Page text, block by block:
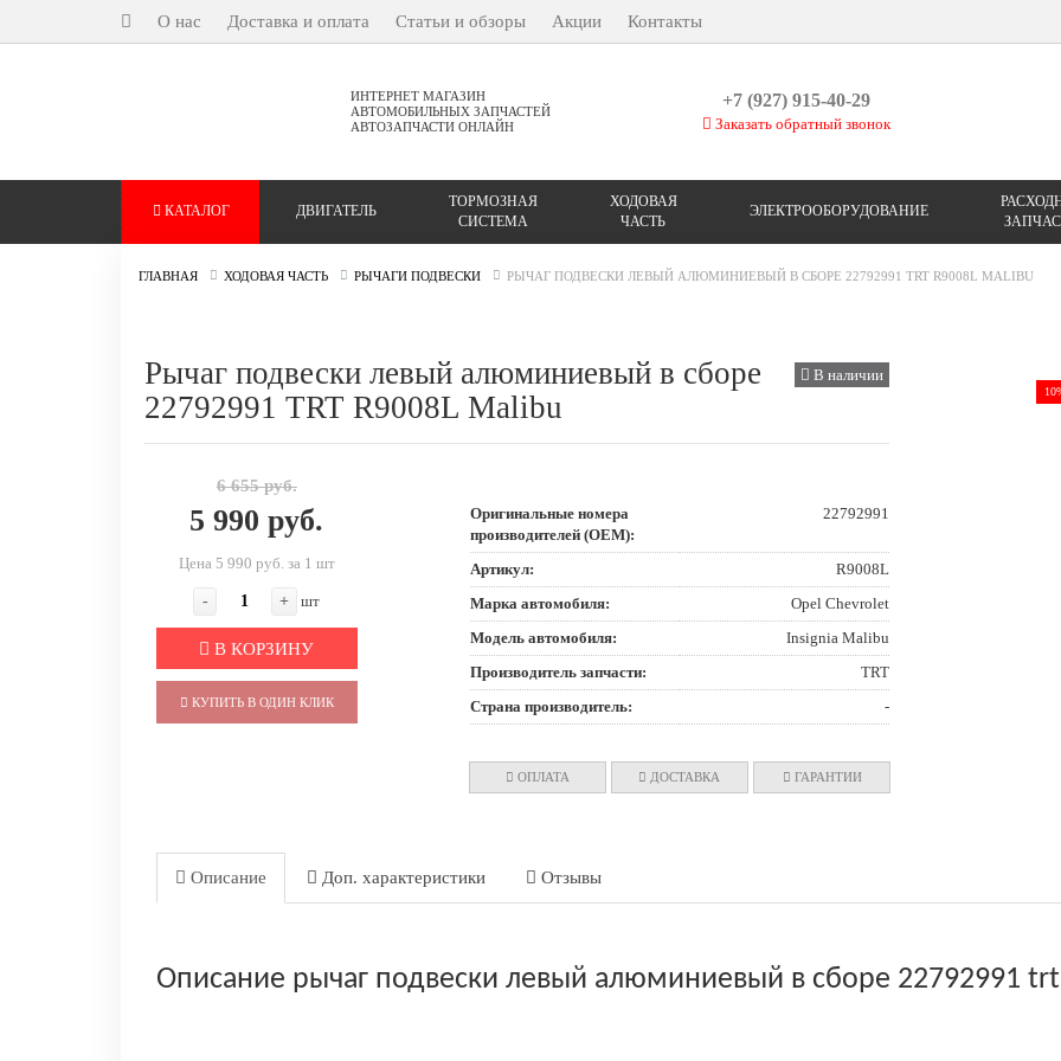
О нас Доставка и оплата Статьи и обзоры Акции Контакты
ИНТЕРНЕТ МАГАЗИН
АВТОМОБИЛЬНЫХ ЗАПЧАСТЕЙ
АВТОЗАПЧАСТИ ОНЛАЙН
+7 (927) 915-40-29
Заказать обратный звонок
КАТАЛОГ ДВИГАТЕЛЬ
ТОРМОЗНАЯ
СИСТЕМА
ХОДОВАЯ
ЧАСТЬ
ЭЛЕКТРООБОРУДОВАНИЕ
ГЛАВНАЯ ХОДОВАЯ ЧАСТЬ РЫЧАГИ ПОДВЕСКИ РЫЧАГ ПОДВЕСКИ ЛЕВЫЙ АЛЮМИНИЕВЫЙ В СБОРЕ 22792991 TRT R9008L MALIBU
В наличии
Рычаг подвески левый алюминиевый в сборе
22792991 TRT R9008L Malibu
6 655 руб.
5 990 руб.
Цена 5 990 руб. за 1 шт
- + шт
В КОРЗИНУ
КУПИТЬ В ОДИН КЛИК
Оригинальные номера
производителей (OEM):
22792991
Артикул:
R9008L
Марка автомобиля:
Opel Chevrolet
Модель автомобиля:
Insignia Malibu
Производитель запчасти:
TRT
Страна производитель:
-
ОПЛАТА ДОСТАВКА ГАРАНТИИ
Описание Доп. характеристики Отзывы
Описание рычаг подвески левый алюминиевый в сборе 22792991